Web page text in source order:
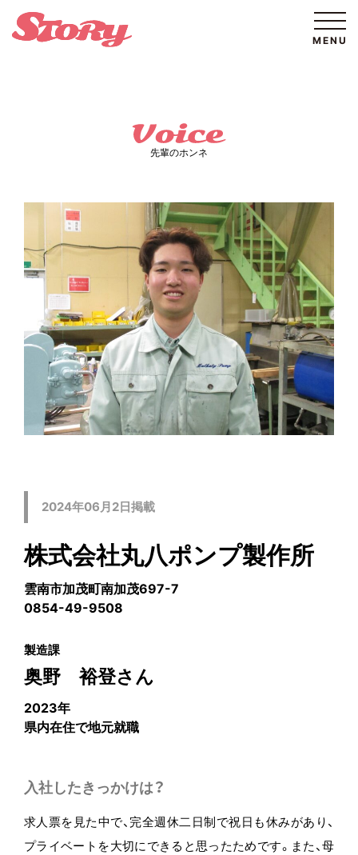
先輩のホンネ
2024年06月2日掲載
株式会社丸八ポンプ製作所
雲南市加茂町南加茂697-7
0854-49-9508
製造課
奥野 裕登さん
2023年
県内在住で地元就職
入社したきっかけは？
求人票を見た中で、完全週休二日制で祝日も休みがあり、
プライベートを大切にできると思ったためです。また、母